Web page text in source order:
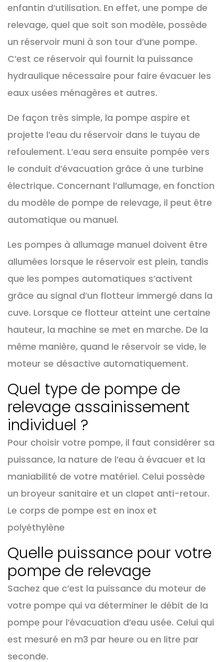
enfantin d’utilisation. En effet, une pompe de
relevage, quel que soit son modèle, possède
un réservoir muni à son tour d’une pompe.
C’est ce réservoir qui fournit la puissance
hydraulique nécessaire pour faire évacuer les
eaux usées ménagères et autres.
De façon très simple, la pompe aspire et
projette l’eau du réservoir dans le tuyau de
refoulement. L’eau sera ensuite pompée vers
le conduit d’évacuation grâce à une turbine
électrique. Concernant l’allumage, en fonction
du modèle de pompe de relevage, il peut être
automatique ou manuel.
Les pompes à allumage manuel doivent être
allumées lorsque le réservoir est plein, tandis
que les pompes automatiques s’activent
grâce au signal d’un flotteur immergé dans la
cuve. Lorsque ce flotteur atteint une certaine
hauteur, la machine se met en marche. De la
même manière, quand le réservoir se vide, le
moteur se désactive automatiquement.
Quel type de pompe de
relevage assainissement
individuel ?
Pour choisir votre pompe, il faut considérer sa
puissance, la nature de l’eau à évacuer et la
maniabilité de votre matériel. Celui possède
un broyeur sanitaire et un clapet anti-retour.
Le corps de pompe est en inox et
polyéthylène
Quelle puissance pour votre
pompe de relevage
Sachez que c’est la puissance du moteur de
votre pompe qui va déterminer le débit de la
pompe pour l’évacuation d’eau usée. Celui qui
est mesuré en m3 par heure ou en litre par
seconde.